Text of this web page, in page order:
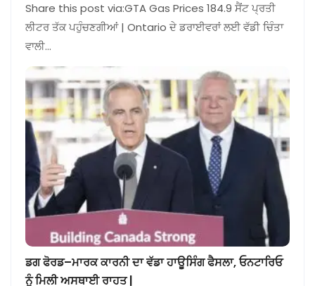
Share this post via:GTA Gas Prices 184.9 ਸੈਂਟ ਪ੍ਰਤੀ
ਲੀਟਰ ਤੱਕ ਪਹੁੰਚਣਗੀਆਂ | Ontario ਦੇ ਡਰਾਈਵਰਾਂ ਲਈ ਵੱਡੀ ਚਿੰਤਾ
ਵਾਲੀ…
ਡਗ ਫੋਰਡ–ਮਾਰਕ ਕਾਰਨੀ ਦਾ ਵੱਡਾ ਹਾਊਸਿੰਗ ਫੈਸਲਾ, ਓਨਟਾਰਿਓ
ਨੂੰ ਮਿਲੀ ਅਸਥਾਈ ਰਾਹਤ |